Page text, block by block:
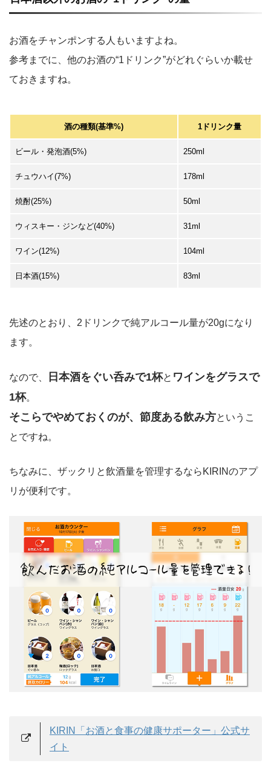
お酒をチャンポンする人もいますよね。
参考までに、他のお酒の“1ドリンク”がどれぐらいか載せ
ておきますね。
酒の種類(基準%) 1ドリンク量
ビール・発泡酒(5%) 250ml
チュウハイ(7%) 178ml
焼酎(25%) 50ml
ウィスキー・ジンなど(40%) 31ml
ワイン(12%) 104ml
日本酒(15%) 83ml
先述のとおり、2ドリンクで純アルコール量が20gになり
ます。
なので、 日本酒をぐい呑みで1杯と ワインをグラスで
1杯。
そこらでやめておくのが、節度ある飲み方というこ
とですね。
ちなみに、ザックリと飲酒量を管理するならKIRINのアプ
リが便利です。
KIRIN「お酒と食事の健康サポーター」公式サ
イト